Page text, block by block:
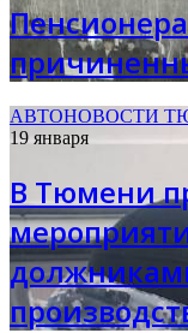
АВТОНОВОСТИ
19 января
В Тюмени